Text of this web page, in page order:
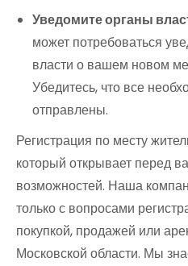
Уведомите органы
может потребоваться
власти о вашем новом
Убедитесь, что все
отправлены.
Регистрация по месту
который открывает перед
возможностей. Наша
только с вопросами
покупкой, продажей или
Московской области. Мы